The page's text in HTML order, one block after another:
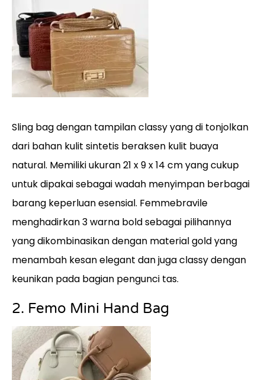
Sling bag dengan tampilan classy yang di tonjolkan
dari bahan kulit sintetis beraksen kulit buaya
natural. Memiliki ukuran 21 x 9 x 14 cm yang cukup
untuk dipakai sebagai wadah menyimpan berbagai
barang keperluan esensial. Femmebravile
menghadirkan 3 warna bold sebagai pilihannya
yang dikombinasikan dengan material gold yang
menambah kesan elegant dan juga classy dengan
keunikan pada bagian pengunci tas.
2. Femo Mini Hand Bag